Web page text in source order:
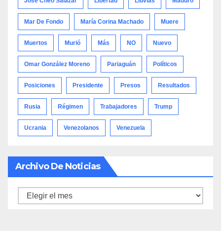
Mar De Fondo María Corina Machado Muere
Muertos Murió Más NO Nuevo
Omar González Moreno Pariaguán Políticos
Posiciones Presidente Presos Resultados
Rusia Régimen Trabajadores Trump
Ucrania Venezolanos Venezuela
Archivo De Noticias
Archivo